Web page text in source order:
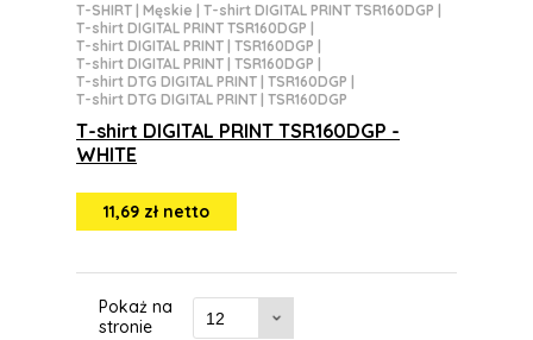
T-SHIRT Męskie T-shirt DIGITAL PRINT TSR160DGP
T-shirt DIGITAL PRINT TSR160DGP
T-shirt DIGITAL PRINT | TSR160DGP
T-shirt DIGITAL PRINT | TSR160DGP
T-shirt DTG DIGITAL PRINT | TSR160DGP
T-shirt DTG DIGITAL PRINT | TSR160DGP
T-shirt DIGITAL PRINT TSR160DGP -
WHITE
11,69 zł netto
Pokaż na
stronie